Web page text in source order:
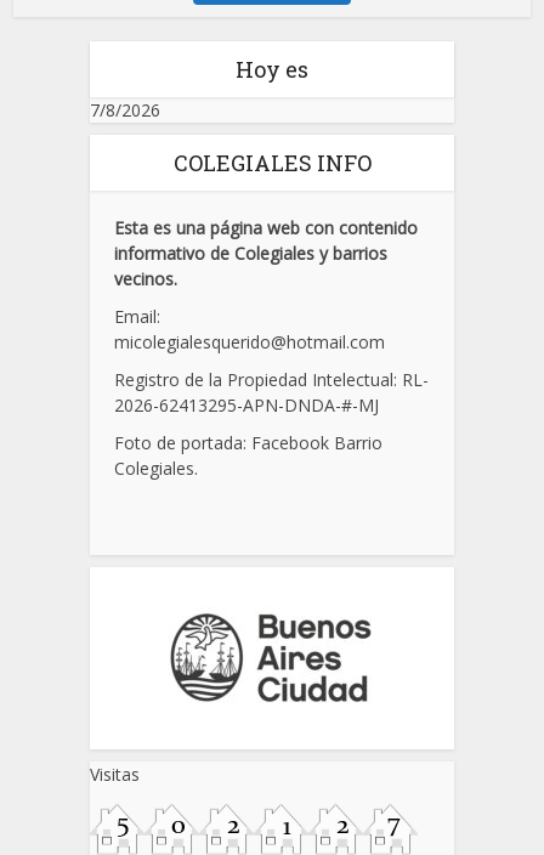
Hoy es
7/8/2026
COLEGIALES INFO
Esta es una página web con contenido
informativo de Colegiales y barrios
vecinos.
Email:
micolegialesquerido@hotmail.com
Registro de la Propiedad Intelectual: RL-
2026-62413295-APN-DNDA-#-MJ
Foto de portada: Facebook Barrio
Colegiales.
Visitas